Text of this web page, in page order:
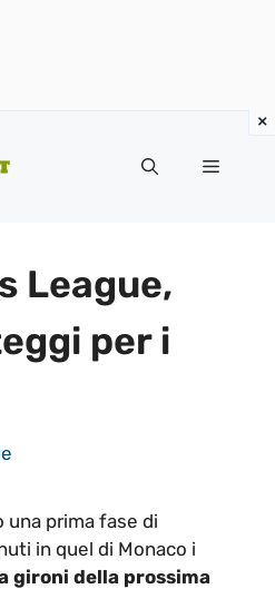
Menu
League,
per i
una prima fase di
in quel di Monaco i
gironi della prossima